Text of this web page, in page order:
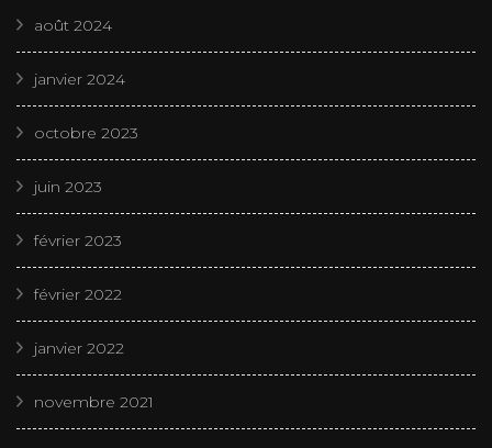
août 2024
janvier 2024
octobre 2023
juin 2023
février 2023
février 2022
janvier 2022
novembre 2021